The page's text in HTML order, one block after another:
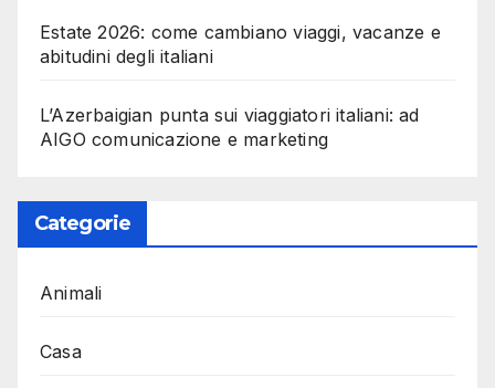
Estate 2026: come cambiano viaggi, vacanze e
abitudini degli italiani
L’Azerbaigian punta sui viaggiatori italiani: ad
AIGO comunicazione e marketing
Categorie
Animali
Casa